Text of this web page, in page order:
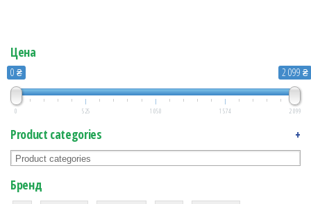
Цена
0 ₴ 2 099 ₴
0 525 1 050 1 574 2 099
Product categories +
Бренд
1 1 2 2